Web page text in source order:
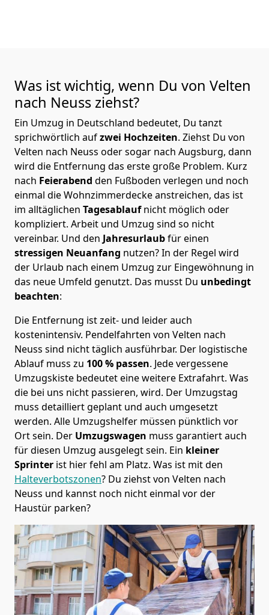
Was ist wichtig, wenn Du von Velten
nach Neuss ziehst?
Ein Umzug in Deutschland bedeutet, Du tanzt
sprichwörtlich aufzwei Hochzeiten. Ziehst Du von
Velten nach Neuss oder sogar nach Augsburg, dann
wird die Entfernung das erste große Problem. Kurz
nach Feierabend den Fußboden verlegen und noch
einmal die Wohnzimmerdecke anstreichen, das ist
im alltäglichen Tagesablaufnicht möglich oder
kompliziert. Arbeit und Umzug sind so nicht
vereinbar. Und den Jahresurlaubfür einen
stressigen Neuanfang nutzen? In der Regel wird
der Urlaub nach einem Umzug zur Eingewöhnung in
das neue Umfeld genutzt. Das musst Du unbedingt
beachten:
Die Entfernung ist zeit- und leider auch
kostenintensiv. Pendelfahrten von Velten nach
Neuss sind nicht täglich ausführbar. Der logistische
Ablauf muss zu 100 % passen. Jede vergessene
Umzugskiste bedeutet eine weitere Extrafahrt. Was
die bei uns nicht passieren, wird. Der Umzugstag
muss detailliert geplant und auch umgesetzt
werden. Alle Umzugshelfer müssen pünktlich vor
Ort sein. Der Umzugswagen muss garantiert auch
für diesen Umzug ausgelegt sein. Ein kleiner
Sprinter ist hier fehl am Platz. Was ist mit den
Halteverbotszonen? Du ziehst von Velten nach
Neuss und kannst noch nicht einmal vor der
Haustür parken?